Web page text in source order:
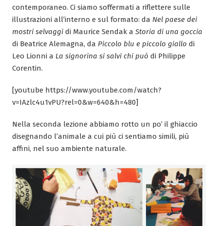
contemporaneo. Ci siamo soffermati a riflettere sulle
illustrazioni all’interno e sul formato: da Nel paese dei
mostri selvaggi di Maurice Sendak a Storia di una goccia
di Beatrice Alemagna, da Piccolo blu e piccolo giallo di
Leo Lionni a La signorina si salvi chi può di Philippe
Corentin.
[youtube https://www.youtube.com/watch?
v=IAzlc4u1vPU?rel=0&w=640&h=480]
Nella seconda lezione abbiamo rotto un po’ il ghiaccio
disegnando l’animale a cui più ci sentiamo simili, più
affini, nel suo ambiente naturale.